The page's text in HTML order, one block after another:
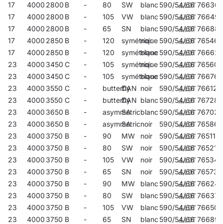
17
4000 2800 B - 80 SW blanc 590/54/66 766367
17
4000 2800 B - 105 VW blanc 590/54/66 766497
17
4000 2800 B - 65 SN blanc 590/54/66 766886
17
4000 2850 B - 120 symétrique
noir 590/54/66 765469
17
4000 2850 B - 120 symétrique
blanc 590/54/66 766626
23
4000 3450 C - 105 symétrique
noir 590/54/66 765605
23
4000 3450 C - 105 symétrique
blanc 590/54/66 766763
23
4000 3550 C - butterfly
DAN noir 590/54/66 766121
23
4000 3550 C - butterfly
DAN blanc 590/54/66 767289
23
4000 3650 B - asymmetric
SA blanc 590/54/66 767029
23
4000 3650 B - asymmetric
SA noir 590/54/66 765865
23
4000 3750 B - 90 MW noir 590/54/66 765117
23
4000 3750 B - 80 SW noir 590/54/66 765216
23
4000 3750 B - 105 VW noir 590/54/66 765346
23
4000 3750 B - 65 SN noir 590/54/66 765735
23
4000 3750 B - 90 MW blanc 590/54/66 766244
23
4000 3750 B - 80 SW blanc 590/54/66 766374
23
4000 3750 B - 105 VW blanc 590/54/66 766503
23
4000 3750 B - 65 SN blanc 590/54/66 766893